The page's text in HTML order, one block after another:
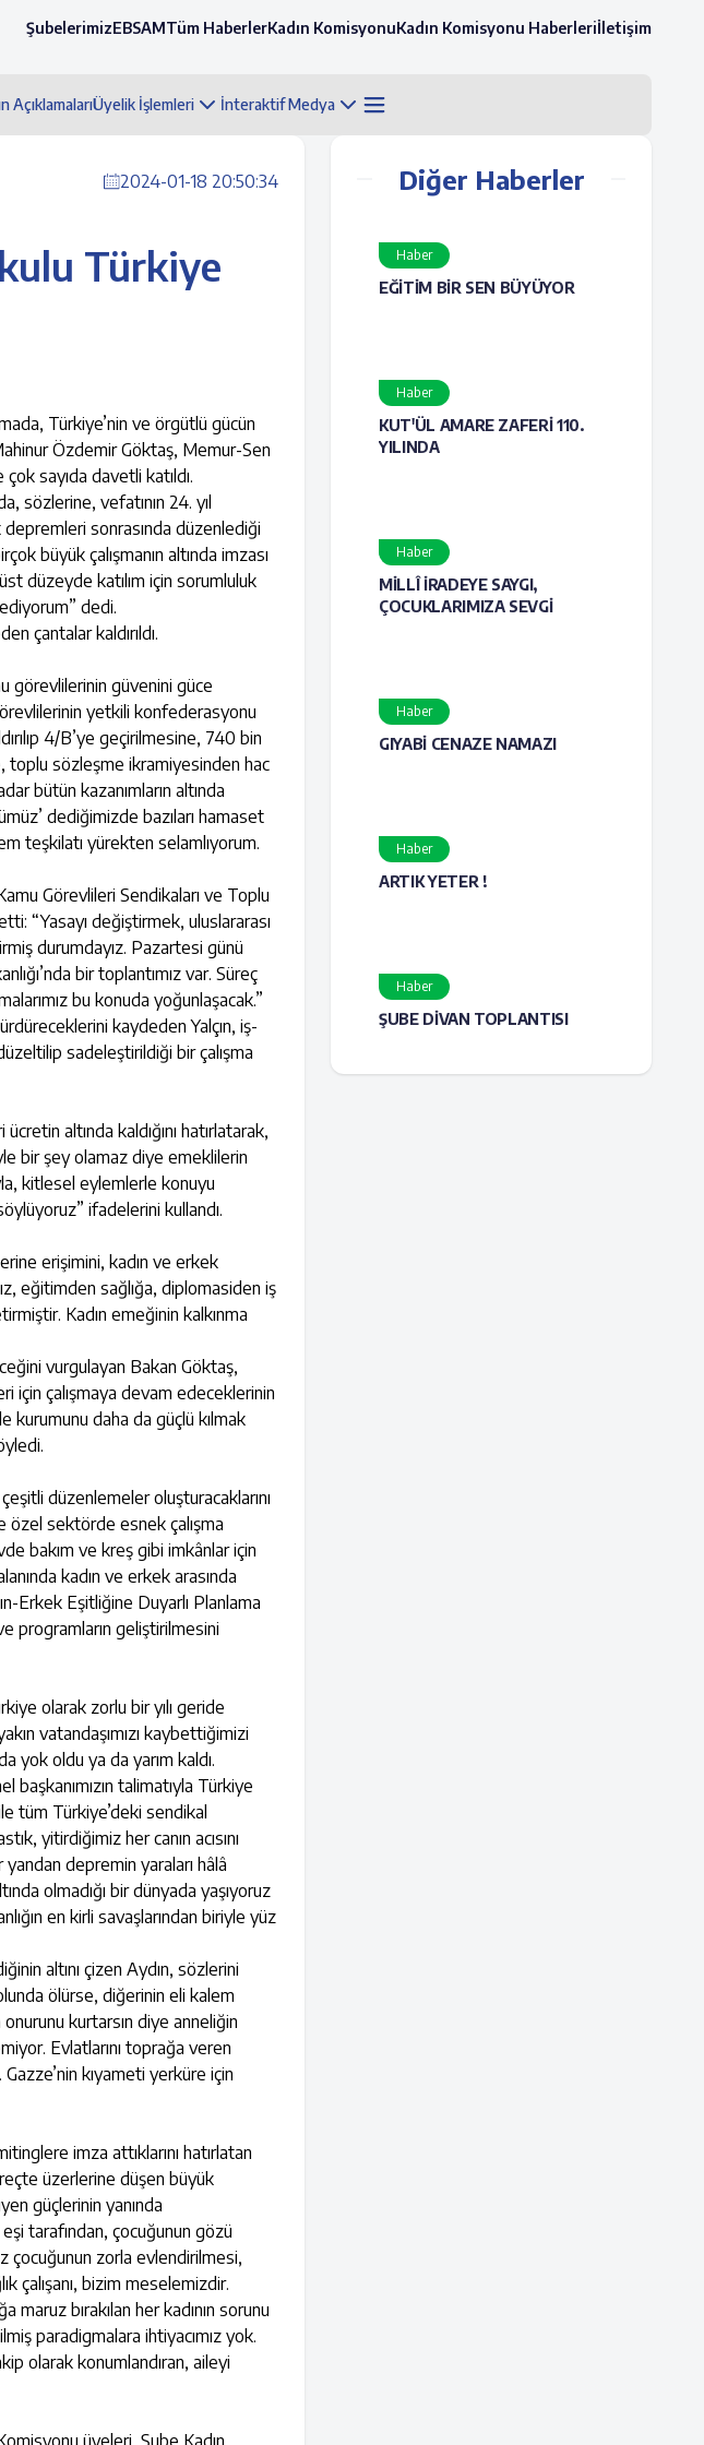
ŞubelerimizEBSAMTüm HaberlerKadın KomisyonuKadın Komisyonu Haberleriİletişim
AçıklamalarıÜyelik İşlemleri İnteraktif Medya
2024-01-18 20:50:34
Türkiye
Türkiye’nin ve örgütlü gücün
Özdemir Göktaş, Memur-Sen
sayıda davetli katıldı.
sözlerine, vefatının 24. yıl
sonrasında düzenlediği
büyük çalışmanın altında imzası
düzeyde katılım için sorumluluk
dedi.
çantalar kaldırıldı.
görevlilerinin güvenini güce
yetkili konfederasyonu
4/B’ye geçirilmesine, 740 bin
sözleşme ikramiyesinden hac
bütün kazanımların altında
dediğimizde bazıları hamaset
teşkilatı yürekten selamlıyorum.
Görevlileri Sendikaları ve Toplu
“Yasayı değiştirmek, uluslararası
durumdayız. Pazartesi günü
bir toplantımız var. Süreç
bu konuda yoğunlaşacak.”
kaydeden Yalçın, iş-
sadeleştirildiği bir çalışma
altında kaldığını hatırlatarak,
bir şey olamaz diye emeklilerin
kitlesel eylemlerle konuyu
ifadelerini kullandı.
erişimini, kadın ve erkek
eğitimden sağlığa, diplomasiden iş
Kadın emeğinin kalkınma
vurgulayan Bakan Göktaş,
için çalışmaya devam edeceklerinin
kurumunu daha da güçlü kılmak
düzenlemeler oluşturacaklarını
özel sektörde esnek çalışma
bakım ve kreş gibi imkânlar için
kadın ve erkek arasında
Erkek Eşitliğine Duyarlı Planlama
programların geliştirilmesini
olarak zorlu bir yılı geride
vatandaşımızı kaybettiğimizi
yok oldu ya da yarım kaldı.
talimatıyla Türkiye
tüm Türkiye’deki sendikal
yitirdiğimiz her canın acısını
depremin yaraları hâlâ
olmadığı bir dünyada yaşıyoruz
en kirli savaşlarından biriyle yüz
altını çizen Aydın, sözlerini
ölürse, diğerinin eli kalem
kurtarsın diye anneliğin
Evlatlarını toprağa veren
kıyameti yerküre için
imza attıklarını hatırlatan
üzerlerine düşen büyük
güçlerinin yanında
tarafından, çocuğunun gözü
çocuğunun zorla evlendirilmesi,
çalışanı, bizim meselemizdir.
bırakılan her kadının sorunu
paradigmalara ihtiyacımız yok.
olarak konumlandıran, aileyi
üyeleri, Şube Kadın
Diğer Haberler
Haber
EĞİTİM BİR SEN BÜYÜYOR
Haber
KUT'ÜL AMARE ZAFERİ 110.
YILINDA
Haber
MİLLÎ İRADEYE SAYGI,
ÇOCUKLARIMIZA SEVGİ
Haber
GIYABİ CENAZE NAMAZI
Haber
ARTIK YETER !
Haber
ŞUBE DİVAN TOPLANTISI